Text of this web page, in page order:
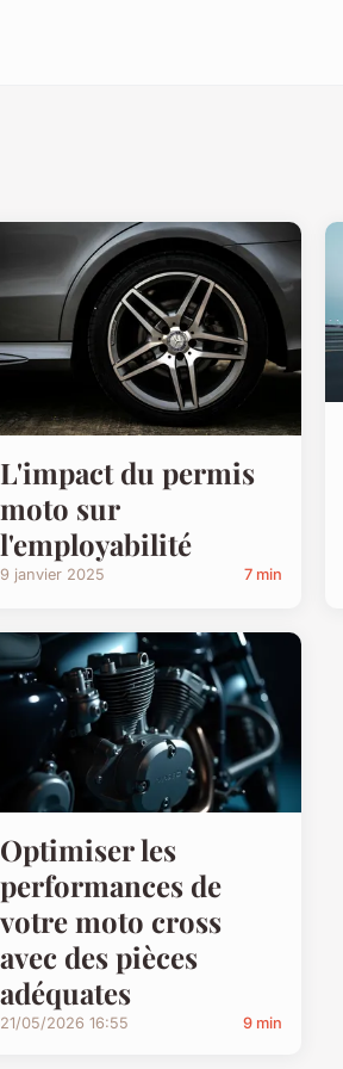
L'impact du permis
moto sur
l'employabilité
9 janvier 2025 7 min
Optimiser les
performances de
votre moto cross
avec des pièces
adéquates
21/05/2026 16:55 9 min